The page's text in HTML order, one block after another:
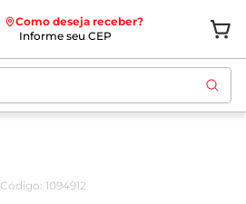
Como deseja receber?
Informe seu CEP
Código: 1094912